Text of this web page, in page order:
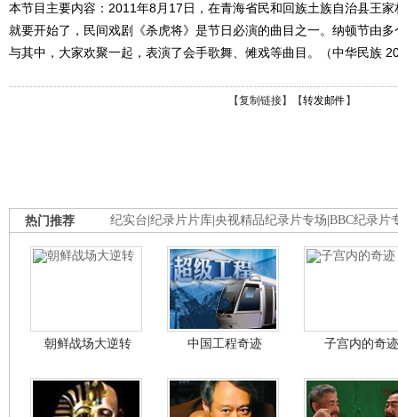
本节目主要内容：2011年8月17日，在青海省民和回族土族自治县王
就要开始了，民间戏剧《杀虎将》是节日必演的曲目之一。纳顿节由
与其中，大家欢聚一起，表演了会手歌舞、傩戏等曲目。（中华民族
【复制链接】【转发邮件 】
纪实台 纪录片片库 央视精品纪录片专场 BBC纪录片
热门推荐
朝鲜战场大逆转 中国工程奇迹 子宫内的奇迹